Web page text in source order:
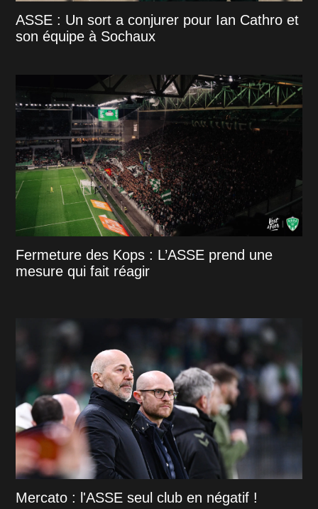
ASSE : Un sort a conjurer pour Ian Cathro et
son équipe à Sochaux
Fermeture des Kops : L’ASSE prend une
mesure qui fait réagir
Mercato : l'ASSE seul club en négatif !